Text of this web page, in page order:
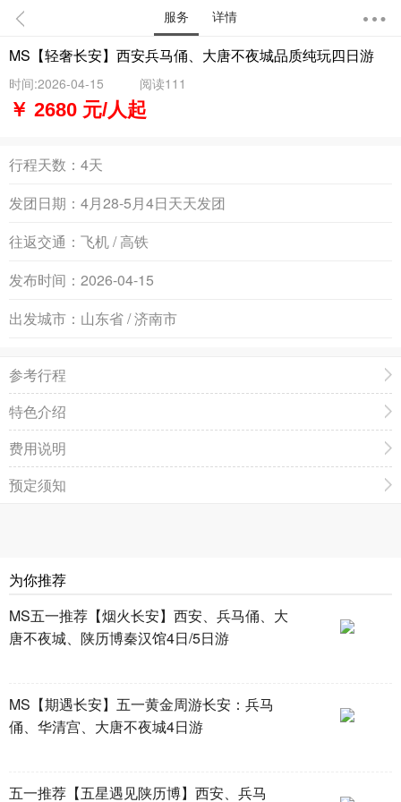
服务 详情
MS【轻奢长安】西安兵马俑、大唐不夜城品质纯玩四日游
时间:2026-04-15 阅读111
￥ 2680 元/人起
行程天数： 4天
发团日期： 4月28-5月4日天天发团
往返交通： 飞机 / 高铁
发布时间： 2026-04-15
出发城市： 山东省 / 济南市
参考行程
特色介绍
费用说明
预定须知
为你推荐
MS五一推荐【烟火长安】西安、兵马俑、大
唐不夜城、陕历博秦汉馆4日/5日游
MS【期遇长安】五一黄金周游长安：兵马
俑、华清宫、大唐不夜城4日游
五一推荐【五星遇见陕历博】西安、兵马